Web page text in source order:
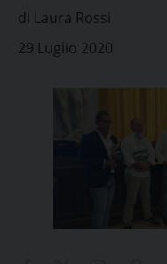
di Laura Rossi
29 Luglio 2020